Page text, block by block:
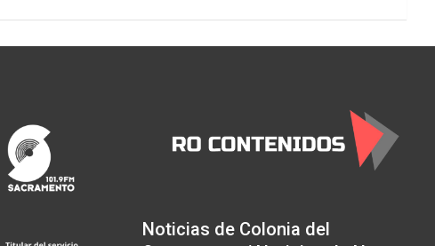
Noticias de Colonia del